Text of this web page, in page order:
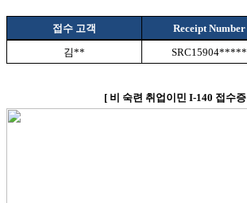
접수 고객
Receipt Number
김** SRC15904*****
[ 비 숙련 취업이민 I-140 접수증